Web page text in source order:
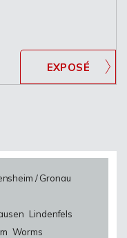
/ Gronau
Lindenfels
Worms